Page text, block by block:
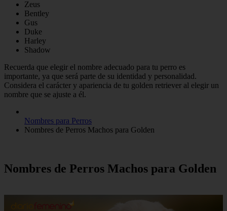
Zeus
Bentley
Gus
Duke
Harley
Shadow
Recuerda que elegir el nombre adecuado para tu perro es
importante, ya que será parte de su identidad y personalidad.
Considera el carácter y apariencia de tu golden retriever al elegir un
nombre que se ajuste a él.
Nombres para Perros
Nombres de Perros Machos para Golden
Nombres de Perros Machos para Golden